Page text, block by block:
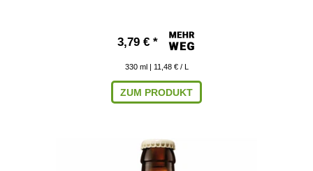
3,79 € *
330 ml | 11,48 € / L
ZUM PRODUKT